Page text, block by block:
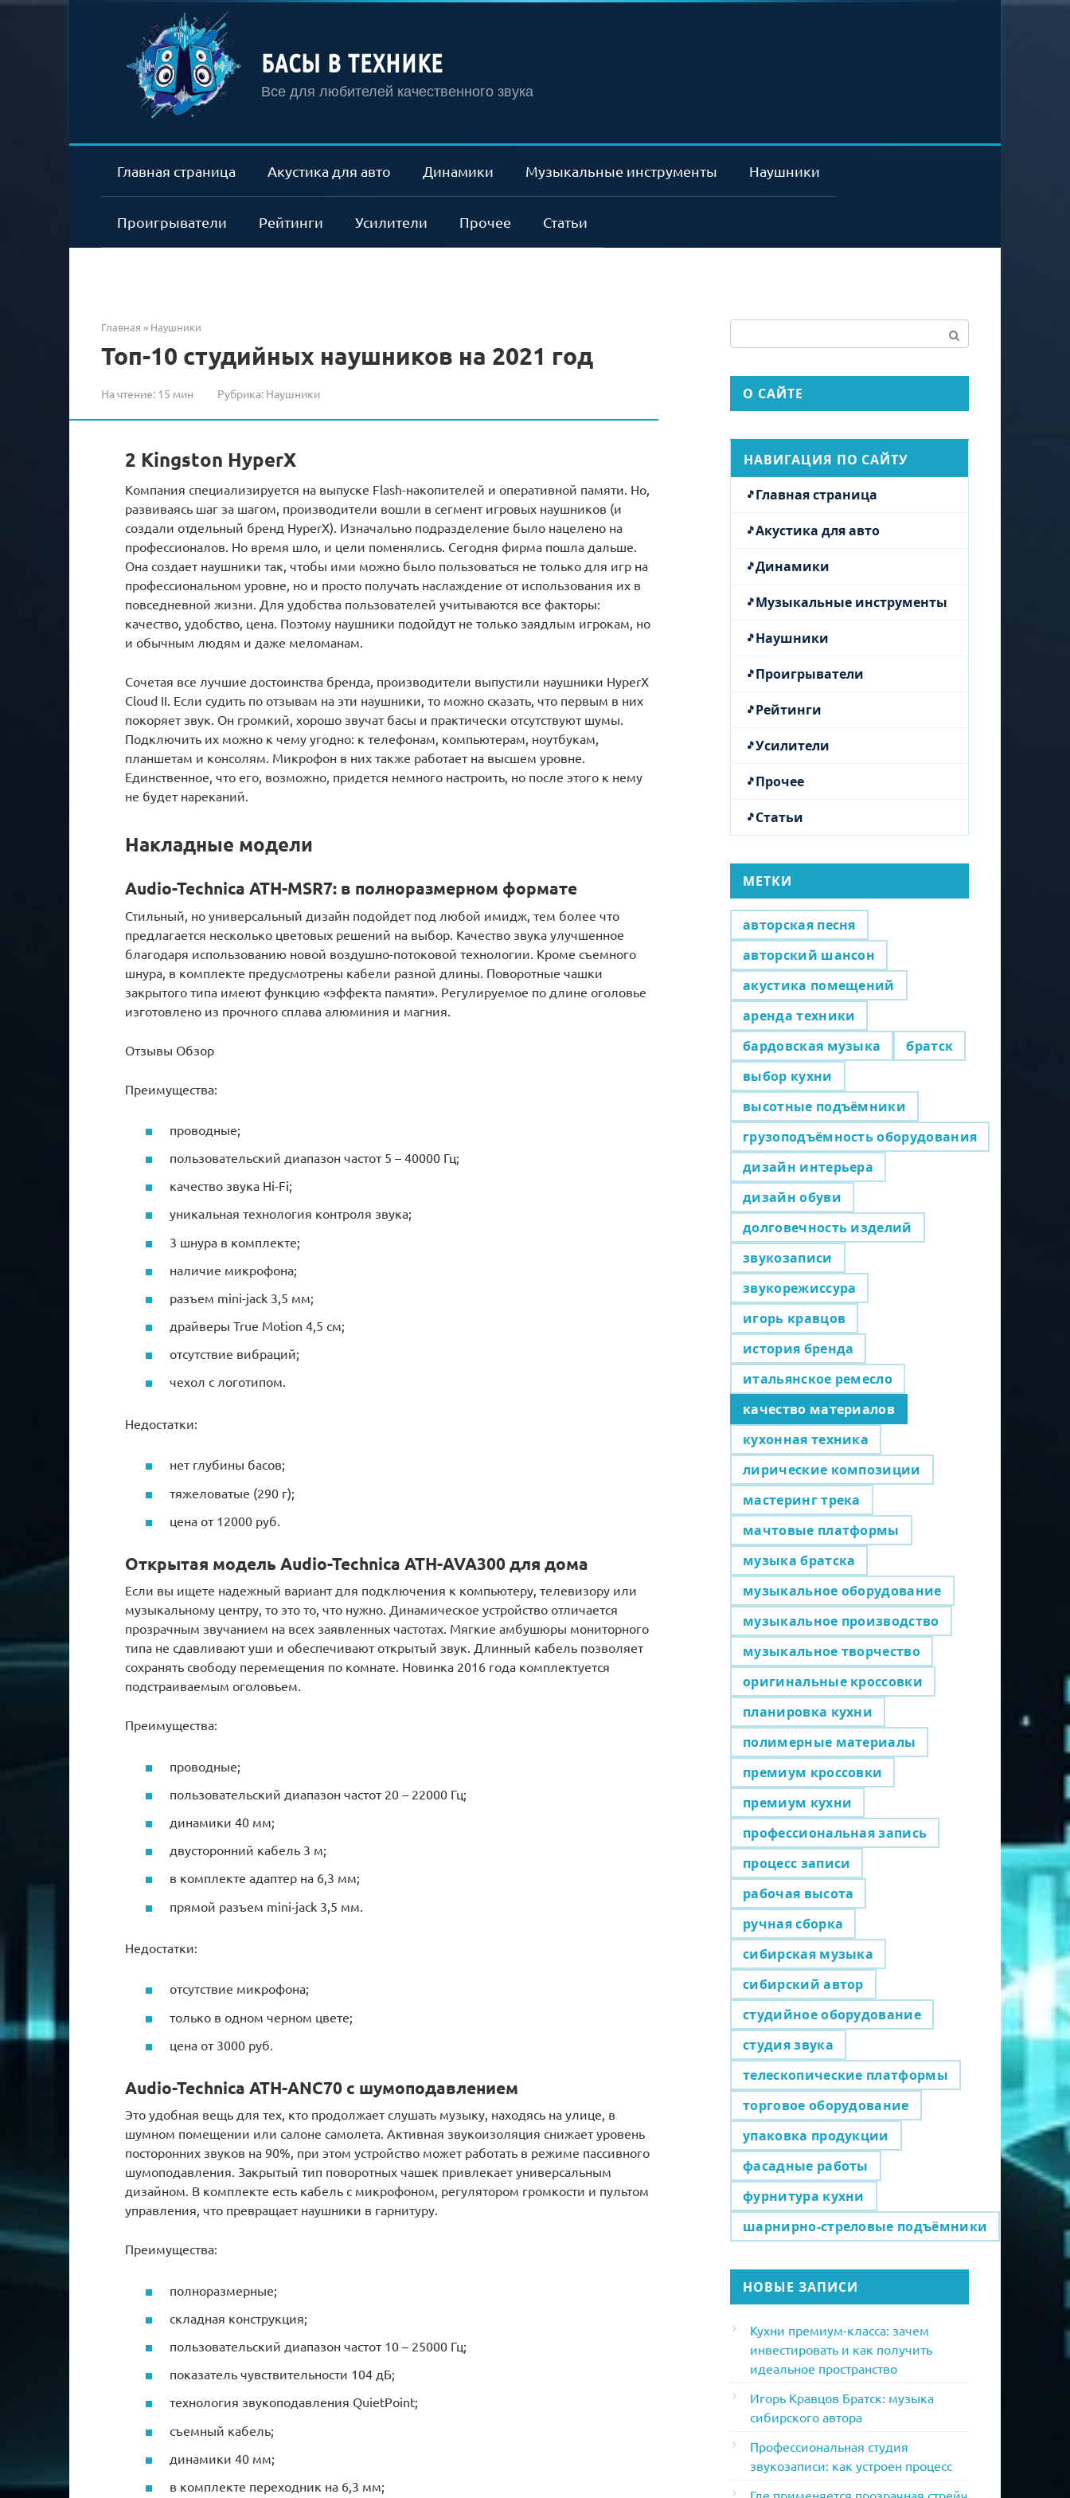
БАСЫ В ТЕХНИКЕ
Все для любителей качественного звука
Главная страница Акустика для авто Динамики Музыкальные инструменты Наушники
Проигрыватели Рейтинги Усилители Прочее Статьи
Главная » Наушники
Топ-10 студийных наушников на 2021 год
На чтение: 15 мин Рубрика: Наушники
2 Kingston HyperX
Компания специализируется на выпуске Flash-накопителей и оперативной памяти. Но,
развиваясь шаг за шагом, производители вошли в сегмент игровых наушников (и
создали отдельный бренд HyperX). Изначально подразделение было нацелено на
профессионалов. Но время шло, и цели поменялись. Сегодня фирма пошла дальше.
Она создает наушники так, чтобы ими можно было пользоваться не только для игр на
профессиональном уровне, но и просто получать наслаждение от использования их в
повседневной жизни. Для удобства пользователей учитываются все факторы:
качество, удобство, цена. Поэтому наушники подойдут не только заядлым игрокам, но
и обычным людям и даже меломанам.
Сочетая все лучшие достоинства бренда, производители выпустили наушники HyperX
Cloud II. Если судить по отзывам на эти наушники, то можно сказать, что первым в них
покоряет звук. Он громкий, хорошо звучат басы и практически отсутствуют шумы.
Подключить их можно к чему угодно: к телефонам, компьютерам, ноутбукам,
планшетам и консолям. Микрофон в них также работает на высшем уровне.
Единственное, что его, возможно, придется немного настроить, но после этого к нему
не будет нареканий.
Накладные модели
Audio-Technica ATH-MSR7: в полноразмерном формате
Стильный, но универсальный дизайн подойдет под любой имидж, тем более что
предлагается несколько цветовых решений на выбор. Качество звука улучшенное
благодаря использованию новой воздушно-потоковой технологии. Кроме съемного
шнура, в комплекте предусмотрены кабели разной длины. Поворотные чашки
закрытого типа имеют функцию «эффекта памяти». Регулируемое по длине оголовье
изготовлено из прочного сплава алюминия и магния.
Отзывы Обзор
Преимущества:
проводные;
пользовательский диапазон частот 5 – 40000 Гц;
качество звука Hi-Fi;
уникальная технология контроля звука;
3 шнура в комплекте;
наличие микрофона;
разъем mini-jack 3,5 мм;
драйверы True Motion 4,5 см;
отсутствие вибраций;
чехол с логотипом.
Недостатки:
нет глубины басов;
тяжеловатые (290 г);
цена от 12000 руб.
Открытая модель Audio-Technica ATH-AVA300 для дома
Если вы ищете надежный вариант для подключения к компьютеру, телевизору или
музыкальному центру, то это то, что нужно. Динамическое устройство отличается
прозрачным звучанием на всех заявленных частотах. Мягкие амбушюры мониторного
типа не сдавливают уши и обеспечивают открытый звук. Длинный кабель позволяет
сохранять свободу перемещения по комнате. Новинка 2016 года комплектуется
подстраиваемым оголовьем.
Преимущества:
проводные;
пользовательский диапазон частот 20 – 22000 Гц;
динамики 40 мм;
двусторонний кабель 3 м;
в комплекте адаптер на 6,3 мм;
прямой разъем mini-jack 3,5 мм.
Недостатки:
отсутствие микрофона;
только в одном черном цвете;
цена от 3000 руб.
Audio-Technica ATH-ANC70 с шумоподавлением
Это удобная вещь для тех, кто продолжает слушать музыку, находясь на улице, в
шумном помещении или салоне самолета. Активная звукоизоляция снижает уровень
посторонних звуков на 90%, при этом устройство может работать в режиме пассивного
шумоподавления. Закрытый тип поворотных чашек привлекает универсальным
дизайном. В комплекте есть кабель с микрофоном, регулятором громкости и пультом
управления, что превращает наушники в гарнитуру.
Преимущества:
полноразмерные;
складная конструкция;
пользовательский диапазон частот 10 – 25000 Гц;
показатель чувствительности 104 дБ;
технология звукоподавления QuietPoint;
съемный кабель;
динамики 40 мм;
в комплекте переходник на 6,3 мм;
О САЙТЕ
НАВИГАЦИЯ ПО САЙТУ
Главная страница
Акустика для авто
Динамики
Музыкальные инструменты
Наушники
Проигрыватели
Рейтинги
Усилители
Прочее
Статьи
МЕТКИ
авторская песня
авторский шансон
акустика помещений
аренда техники
бардовская музыка
братск
выбор кухни
высотные подъёмники
грузоподъёмность оборудования
дизайн интерьера
дизайн обуви
долговечность изделий
звукозаписи
звукорежиссура
игорь кравцов
история бренда
итальянское ремесло
качество материалов
кухонная техника
лирические композиции
мастеринг трека
мачтовые платформы
музыка братска
музыкальное оборудование
музыкальное производство
музыкальное творчество
оригинальные кроссовки
планировка кухни
полимерные материалы
премиум кроссовки
премиум кухни
профессиональная запись
процесс записи
рабочая высота
ручная сборка
сибирская музыка
сибирский автор
студийное оборудование
студия звука
телескопические платформы
торговое оборудование
упаковка продукции
фасадные работы
фурнитура кухни
шарнирно-стреловые подъёмники
НОВЫЕ ЗАПИСИ
Кухни премиум-класса: зачем
инвестировать и как получить
идеальное пространство
Игорь Кравцов Братск: музыка
сибирского автора
Профессиональная студия
звукозаписи: как устроен процесс
Где применяется прозрачная стрейч